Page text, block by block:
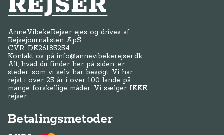
AnneVibekeRejser ejes og drives af
Rejsejournalisten ApS
CVR: DK26185254
Kontakt os påinfo@annevibekerejser.dk
Alt, hvad du finder her på siden, er
steder, som vi selv har besøgt. Vi har
rejst i over 25 år i over 100 lande på
mange forskellige måder. Vi sælger IKKE
rejser.
Betalingsmetoder